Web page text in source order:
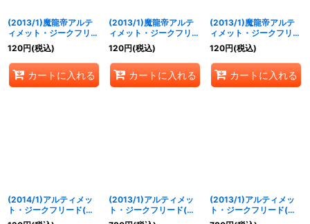
(2013/1)魔龍帝アルテ
ィメット・ジークフリー
ド(緑)【X】{CP14-
X02E}《緑》
120円(税込)
カートに入れる
(2013/1)魔龍帝アルテ
ィメット・ジークフリー
ド(赤)【X】{CP14-
X02R}《赤》
120円(税込)
カートに入れる
(2013/1)魔龍帝アルテ
ィメット・ジークフリー
ド(白)【X】{CP14-
X02D}《白》
120円(税込)
カートに入れる
(2014/1)アルティメッ
ト・ジークフリード(イ
ラスト違い)【X】
(2013/1)アルティメッ
ト・ジークフリード(イ
ラスト違い/顔右向)
(2013/1)アルティメッ
ト・ジークフリード(イ
ラスト違い/顔左向)